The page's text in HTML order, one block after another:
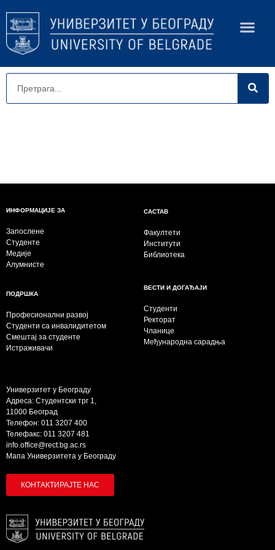
ИНФОРМАЦИЈЕ ЗА
Запослене
Студенте
Медије
Алумнисте
САСТАВ
Факултети
Институти
Библиотека
ПОДРШКА
Професионални развој
Студенти са инвалидитетом
Смештај за студенте
Истраживачи
ВЕСТИ И ДОГАЂАЈИ
Студенти
Ректорат
Чланице
Међународна сарадња
Универзитет у Београду
Адреса: Студентски трг 1,
11000 Београд
Телефон: 011 3207 400
Телефакс: 011 3207 481
info.office@rect.bg.ac.rs
Мапа Универзитета у Београду
КОНТАКТИРАЈТЕ НАС